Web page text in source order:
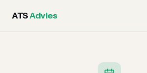
ATSAdvies